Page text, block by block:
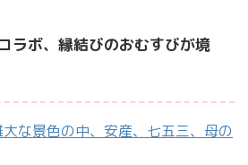
ラボ、縁結びのおむすびが境